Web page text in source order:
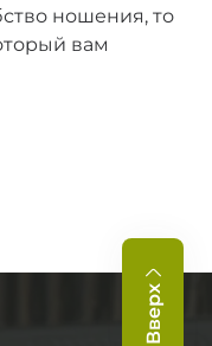
ношения, то
вам
Вверх